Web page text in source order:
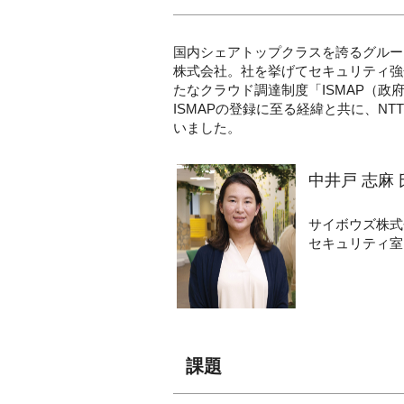
国内シェアトップクラスを誇るグル
株式会社。社を挙げてセキュリティ
たなクラウド調達制度「ISMAP（政
ISMAPの登録に至る経緯と共に、
いました。
中井戸 志麻
サイボウズ株
セキュリティ室
課題